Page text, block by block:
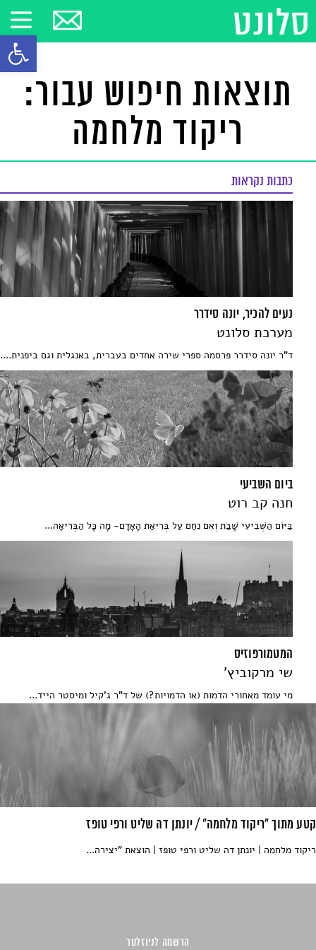
פתח
תוצאות חיפוש עבור:
ריקוד מלחמה
כתבות נקראות
נעים להכיר, יונה סידרר
מערכת סלונט
ד"ר יונה סידרר פרסמה ספרי שירה אחדים בעברית, באנגלית וגם ביפנית....
ביום השביעי
חנה קב רוט
בַּיּוֹם הַשְּׁבִיעִי שָׁבַת וְאִם נִחַם עַל בְּרִיאַת הָאָדָם- מָה כָּל הַבְּרִיאָה...
המטמורפוזיס
שי מרקוביץ'
מי עומד מאחורי הדמות (או הדמויות?) של ד"ר ג'קיל ומיסטר הייד...
קטע מתוך "ריקוד מלחמה" / יונתן דה שליט ורפי טופז
ריקוד מלחמה | יונתן דה שליט ורפי טופז | הוצאת "יצירה...
הרשמה לניוזלטר